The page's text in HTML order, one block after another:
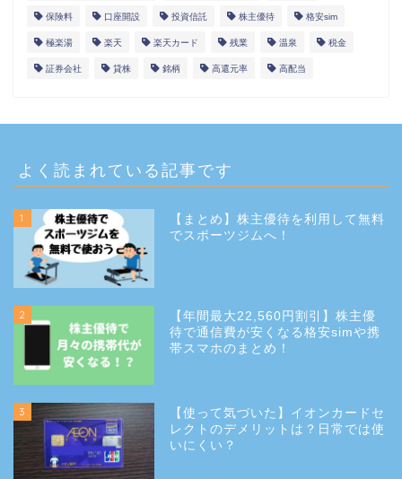
保険料 口座開設 投資信託 株主優待 格安sim
極楽湯 楽天 楽天カード 残業 温泉 税金
証券会社 貸株 銘柄 高還元率 高配当
よく読まれている記事です
1
【まとめ】株主優待を利用して無料
でスポーツジムへ！
2
【年間最大22,560円割引】株主優
待で通信費が安くなる格安simや携
帯スマホのまとめ！
3
【使って気づいた】イオンカードセ
レクトのデメリットは？日常では使
いにくい？